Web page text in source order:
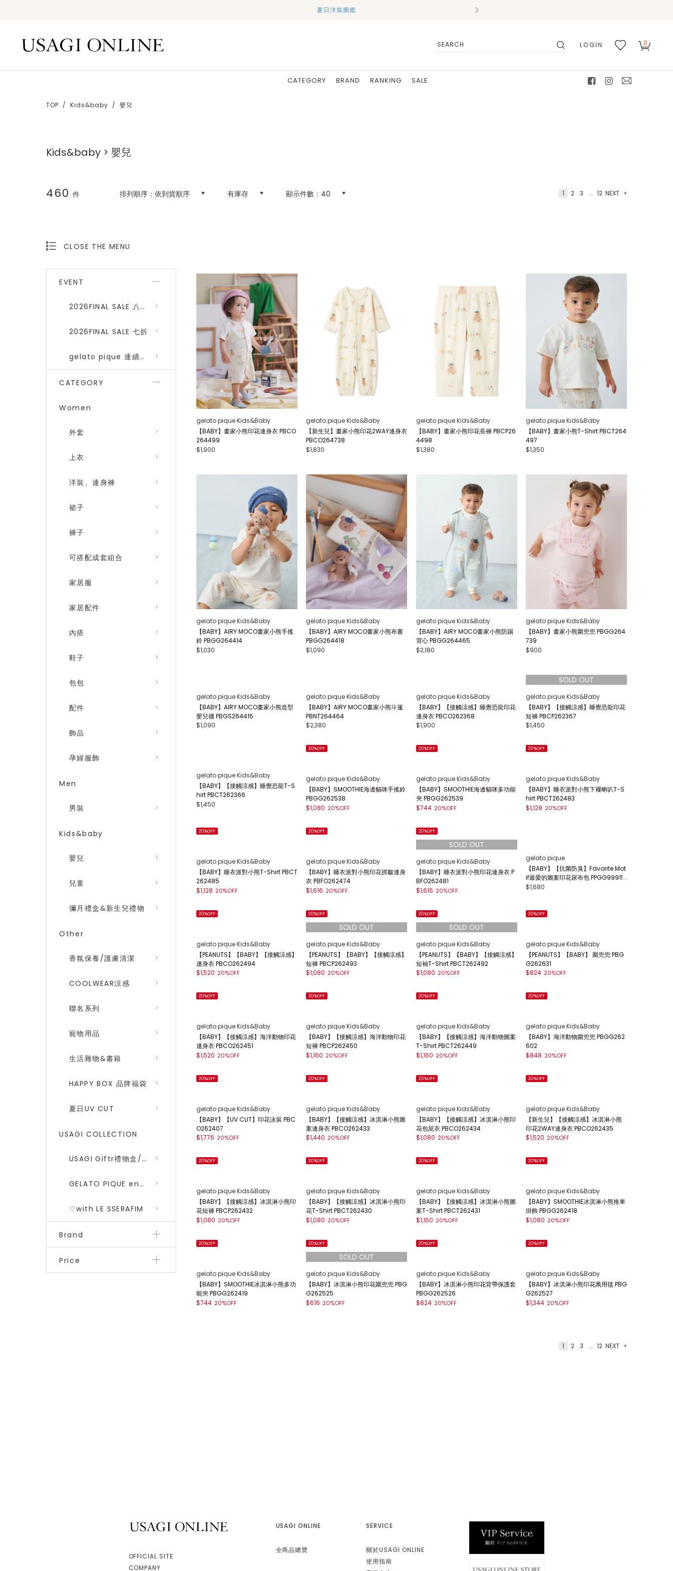
夏日洋裝圖鑑
LOGIN 0
CATEGORY BRAND RANKING
SALE
TOP Kids&baby 嬰兒
Kids&baby > 嬰兒
460 件 排列順序： 依到貨順序 有庫存 顯示件數： 40 1 2 3 ... 12 NEXT
CLOSE THE MENU
EVENT
2026FINAL SALE 八折 (gelato pique、SNIDEL HOME)
2026FINAL SALE 七折
gelato pique 連續品番八折
CATEGORY
Women
外套
上衣
洋裝、連身褲
裙子
褲子
可搭配成套組合
家居服
家居配件
內搭
鞋子
包包
配件
飾品
孕婦服飾
Men
男裝
Kids&baby
嬰兒
兒童
彌月禮盒&新生兒禮物
Other
香氛保養/護膚清潔
COOLWEAR涼感
聯名系列
寵物用品
生活雜物&書籍
HAPPY BOX 品牌福袋
夏日UV CUT
USAGI COLLECTION
USAGI Giftr禮物盒/包裝盒
GELATO PIQUE encounters DRAGON QUEST 勇者鬥惡龍 二彈
♡with LE SSERAFIM
Brand
Price
gelato pique Kids&Baby
【BABY】畫家小熊印花連身衣 PBCO
264499
$1,900
gelato pique Kids&Baby
【新生兒】畫家小熊印花2WAY連身衣
PBCO264738
$1,830
gelato pique Kids&Baby
【BABY】畫家小熊印花長褲 PBCP26
4498
$1,380
gelato pique Kids&Baby
【BABY】畫家小熊T-Shirt PBCT264
497
$1,350
gelato pique Kids&Baby
【BABY】AIRY MOCO畫家小熊手搖
鈴 PBGG264414
$1,030
gelato pique Kids&Baby
【BABY】AIRY MOCO畫家小熊布書
PBGG264418
$1,090
gelato pique Kids&Baby
【BABY】AIRY MOCO畫家小熊防踢
背心 PBGG264465
$2,180
gelato pique Kids&Baby
【BABY】畫家小熊圍兜兜 PBGG264
739
$900
gelato pique Kids&Baby
【BABY】AIRY MOCO畫家小熊造型
嬰兒襪 PBGS264415
$1,090
gelato pique Kids&Baby
【BABY】AIRY MOCO畫家小熊斗篷
PBNT264464
$2,380
gelato pique Kids&Baby
【BABY】【接觸涼感】睡覺恐龍印花
連身衣 PBCO262368
$1,900
gelato pique Kids&Baby
【BABY】【接觸涼感】睡覺恐龍印花
短褲 PBCP262367
$1,450
gelato pique Kids&Baby
【BABY】【接觸涼感】睡覺恐龍T-S
hirt PBCT262366
$1,450
20%OFF
gelato pique Kids&Baby
【BABY】SMOOTHIE海邊貓咪手搖鈴
PBGG262538
$1,080 20%OFF
20%OFF
gelato pique Kids&Baby
【BABY】SMOOTHIE海邊貓咪多功能
夾 PBGG262539
$744 20%OFF
20%OFF
gelato pique Kids&Baby
【BABY】睡衣派對小熊下襬喇叭T-S
hirt PBCT262483
$1,128 20%OFF
20%OFF
gelato pique Kids&Baby
【BABY】睡衣派對小熊T-Shirt PBCT
262485
$1,128 20%OFF
20%OFF
gelato pique Kids&Baby
【BABY】睡衣派對小熊印花抓皺連身
衣 PBFO262474
$1,616 20%OFF
20%OFF
gelato pique Kids&Baby
【BABY】睡衣派對小熊印花連身衣 P
BFO262481
$1,616 20%OFF
gelato pique
【BABY】【抗菌防臭】Favorite Mot
if最愛的圖案印花尿布包 PPGG99915
5
$1,680
20%OFF
gelato pique Kids&Baby
【PEANUTS】【BABY】【接觸涼感】
連身衣 PBCO262494
$1,520 20%OFF
20%OFF
gelato pique Kids&Baby
【PEANUTS】【BABY】【接觸涼感】
短褲 PBCP262493
$1,080 20%OFF
20%OFF
gelato pique Kids&Baby
【PEANUTS】【BABY】【接觸涼感】
短袖T-Shirt PBCT262492
$1,080 20%OFF
20%OFF
gelato pique Kids&Baby
【PEANUTS】【BABY】 圍兜兜 PBG
G262631
$824 20%OFF
20%OFF
gelato pique Kids&Baby
【BABY】【接觸涼感】海洋動物印花
連身衣 PBCO262451
$1,520 20%OFF
20%OFF
gelato pique Kids&Baby
【BABY】【接觸涼感】海洋動物印花
短褲 PBCP262450
$1,160 20%OFF
20%OFF
gelato pique Kids&Baby
【BABY】【接觸涼感】海洋動物圖案
T-Shirt PBCT262449
$1,160 20%OFF
20%OFF
gelato pique Kids&Baby
【BABY】海洋動物圍兜兜 PBGG262
602
$848 20%OFF
20%OFF
gelato pique Kids&Baby
【BABY】【UV CUT】印花泳裝 PBC
O262407
$1,776 20%OFF
20%OFF
gelato pique Kids&Baby
【BABY】【接觸涼感】冰淇淋小熊圖
案連身衣 PBCO262433
$1,440 20%OFF
20%OFF
gelato pique Kids&Baby
【BABY】【接觸涼感】冰淇淋小熊印
花包屁衣 PBCO262434
$1,080 20%OFF
20%OFF
gelato pique Kids&Baby
【新生兒】【接觸涼感】冰淇淋小熊
印花2WAY連身衣 PBCO262435
$1,520 20%OFF
20%OFF
gelato pique Kids&Baby
【BABY】【接觸涼感】冰淇淋小熊印
花短褲 PBCP262432
$1,080 20%OFF
20%OFF
gelato pique Kids&Baby
【BABY】【接觸涼感】冰淇淋小熊印
花T-Shirt PBCT262430
$1,080 20%OFF
20%OFF
gelato pique Kids&Baby
【BABY】【接觸涼感】冰淇淋小熊圖
案T-Shirt PBCT262431
$1,160 20%OFF
20%OFF
gelato pique Kids&Baby
【BABY】SMOOTHIE冰淇淋小熊推車
掛飾 PBGG262418
$1,080 20%OFF
20%OFF
gelato pique Kids&Baby
【BABY】SMOOTHIE冰淇淋小熊多功
能夾 PBGG262419
$744 20%OFF
20%OFF
gelato pique Kids&Baby
【BABY】冰淇淋小熊印花圍兜兜 PBG
G262525
$616 20%OFF
20%OFF
gelato pique Kids&Baby
【BABY】冰淇淋小熊印花背帶保護套
PBGG262526
$824 20%OFF
20%OFF
gelato pique Kids&Baby
【BABY】冰淇淋小熊印花萬用毯 PBG
G262527
$1,344 20%OFF
1 2 3 ... 12 NEXT
OFFICIAL SITE
COMPANY
USAGI ONLINE
全商品總覽
SERVICE
關於USAGI ONLINE
使用指南